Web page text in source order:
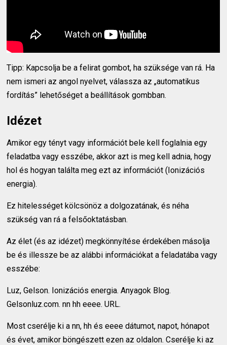
Tipp: Kapcsolja be a felirat gombot, ha szüksége van rá. Ha
nem ismeri az angol nyelvet, válassza az „automatikus
fordítás” lehetőséget a beállítások gombban.
Idézet
Amikor egy tényt vagy információt bele kell foglalnia egy
feladatba vagy esszébe, akkor azt is meg kell adnia, hogy
hol és hogyan találta meg ezt az információt (Ionizációs
energia).
Ez hitelességet kölcsönöz a dolgozatának, és néha
szükség van rá a felsőoktatásban.
Az élet (és az idézet) megkönnyítése érdekében másolja
be és illessze be az alábbi információkat a feladatába vagy
esszébe:
Luz, Gelson. Ionizációs energia. Anyagok Blog.
Gelsonluz.com. nn hh eeee. URL.
Most cserélje ki a nn, hh és eeee dátumot, napot, hónapot
és évet, amikor böngészett ezen az oldalon. Cserélje ki az